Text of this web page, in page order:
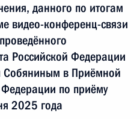
данного по итогам
видео-конференц-связи
Российской Федерации
в Приёмной
по приёму
2025 года